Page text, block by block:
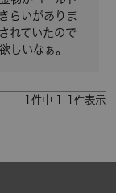
らいがありま
れていたので
しいなぁ。
件中 -1 件表示